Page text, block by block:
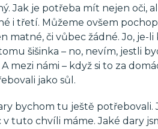
Jak je potřeba mít nejen oči,
i třetí. Můžeme ovšem
či vůbec žádné. Jo, je-li
šišinka – no, nevím, jestli
námi – když si to za
jako sůl.
bychom tu ještě potřebovali.
tuto chvíli máme. Jaké dary